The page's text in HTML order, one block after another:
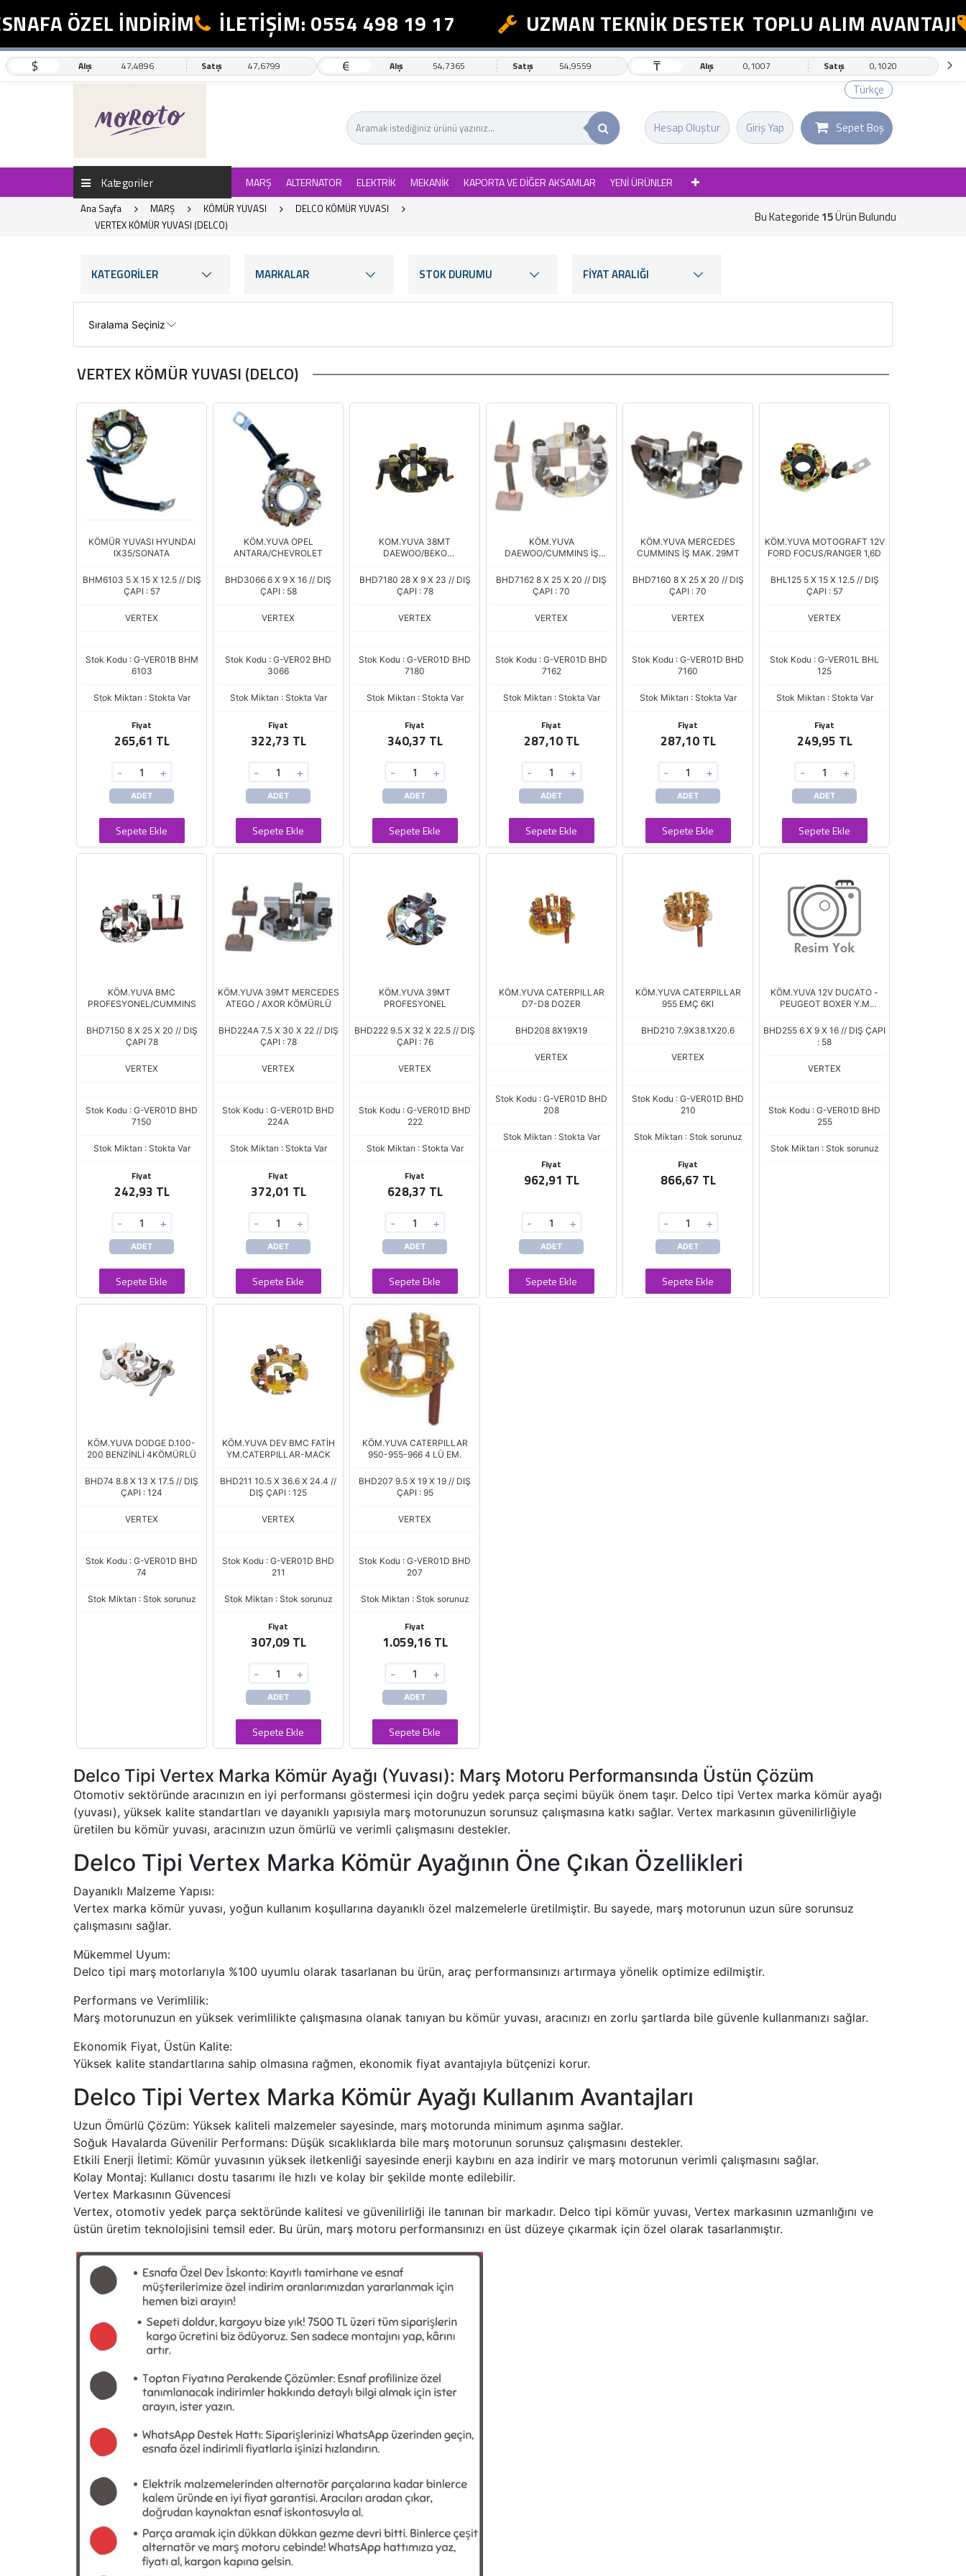
ÖZEL İNDİRİM İLETİŞİM: 0554 498 19 17 UZMAN TEKNİK DESTEK TOPLU ALIM AVANTAJI
$ Alış 47,4896 Satış 47,6799 € Alış 54,7365 Satış 54,9559 ₸ Alış 0,1007 Satış 0,1020
Türkçe
Giriş Yap
Hesap Oluştur Sepet Boş
Kategoriler MARŞ ALTERNATOR ELEKTRİK MEKANİK KAPORTA VE DİĞER AKSAMLAR YENİ ÜRÜNLER
Ana Sayfa MARŞ KÖMÜR YUVASI
DELCO KÖMÜR YUVASI
VERTEX KÖMÜR YUVASI (DELCO)
Bu Kategoride 15Ürün Bulundu
KATEGORİLER MARKALAR STOK DURUMU FİYAT ARALIĞI
VERTEX KÖMÜR YUVASI (DELCO)
KÖMÜR YUVASI HYUNDAI
IX35/SONATA
BHM6103 5 X 15 X 12.5 // DIŞ
ÇAPI : 57
VERTEX
Stok Kodu : G-VER01B BHM
6103
Stok Miktarı : Stokta Var
Fiyat
265,61 TL
- +
ADET
Sepete Ekle
KÖM.YUVA OPEL
ANTARA/CHEVROLET
BHD3066 6 X 9 X 16 // DIŞ
ÇAPI : 58
VERTEX
Stok Kodu : G-VER02 BHD
3066
Stok Miktarı : Stokta Var
Fiyat
322,73 TL
- +
ADET
Sepete Ekle
KOM.YUVA 38MT
DAEWOO/BEKO
BHD7180 28 X 9 X 23 // DIŞ
ÇAPI : 78
VERTEX
Stok Kodu : G-VER01D BHD
7180
Stok Miktarı : Stokta Var
Fiyat
340,37 TL
- +
ADET
Sepete Ekle
KÖM.YUVA
DAEWOO/CUMMINS İŞ
BHD7162 8 X 25 X 20 // DIŞ
ÇAPI : 70
VERTEX
Stok Kodu : G-VER01D BHD
7162
Stok Miktarı : Stokta Var
Fiyat
287,10 TL
- +
ADET
Sepete Ekle
KÖM.YUVA MERCEDES
CUMMINS İŞ MAK. 29MT
BHD7160 8 X 25 X 20 // DIŞ
ÇAPI : 70
VERTEX
Stok Kodu : G-VER01D BHD
7160
Stok Miktarı : Stokta Var
Fiyat
287,10 TL
- +
ADET
Sepete Ekle
KÖM.YUVA MOTOGRAFT 12V
FORD FOCUS/RANGER 1,6D
BHL125 5 X 15 X 12.5 // DIŞ
ÇAPI : 57
VERTEX
Stok Kodu : G-VER01L BHL
125
Stok Miktarı : Stokta Var
Fiyat
249,95 TL
- +
ADET
Sepete Ekle
KÖM.YUVA BMC
PROFESYONEL/CUMMINS
BHD7150 8 X 25 X 20 // DIŞ
ÇAPI 78
VERTEX
Stok Kodu : G-VER01D BHD
7150
Stok Miktarı : Stokta Var
Fiyat
242,93 TL
- +
ADET
Sepete Ekle
KÖM.YUVA 39MT MERCEDES
ATEGO / AXOR KÖMÜRLÜ
BHD224A 7.5 X 30 X 22 // DIŞ
ÇAPI : 78
VERTEX
Stok Kodu : G-VER01D BHD
224A
Stok Miktarı : Stokta Var
Fiyat
372,01 TL
- +
ADET
Sepete Ekle
KÖM.YUVA 39MT
PROFESYONEL
BHD222 9.5 X 32 X 22.5 // DIŞ
ÇAPI : 76
VERTEX
Stok Kodu : G-VER01D BHD
222
Stok Miktarı : Stokta Var
Fiyat
628,37 TL
- +
ADET
Sepete Ekle
KÖM.YUVA CATERPILLAR
D7-D8 DOZER
BHD208 8X19X19
VERTEX
Stok Kodu : G-VER01D BHD
208
Stok Miktarı : Stokta Var
Fiyat
962,91 TL
- +
ADET
Sepete Ekle
KÖM.YUVA CATERPILLAR
955 EMÇ 6KI
BHD210 7.9X38.1X20.6
VERTEX
Stok Kodu : G-VER01D BHD
210
Stok Miktarı : Stok sorunuz
Fiyat
866,67 TL
- +
ADET
Sepete Ekle
KÖM.YUVA 12V DUCATO -
PEUGEOT BOXER Y.M
BHD255 6 X 9 X 16 // DIŞ ÇAPI
: 58
VERTEX
Stok Kodu : G-VER01D BHD
255
Stok Miktarı : Stok sorunuz
KÖM.YUVA DODGE D.100-
200 BENZİNLİ 4KÖMÜRLÜ
BHD74 8.8 X 13 X 17.5 // DIŞ
ÇAPI : 124
VERTEX
Stok Kodu : G-VER01D BHD
74
Stok Miktarı : Stok sorunuz
KÖM.YUVA DEV BMC FATİH
YM.CATERPILLAR-MACK
BHD211 10.5 X 36.6 X 24.4 //
DIŞ ÇAPI : 125
VERTEX
Stok Kodu : G-VER01D BHD
211
Stok Miktarı : Stok sorunuz
Fiyat
307,09 TL
- +
ADET
Sepete Ekle
KÖM.YUVA CATERPILLAR
950-955-966 4 LÜ EM.
BHD207 9.5 X 19 X 19 // DIŞ
ÇAPI : 95
VERTEX
Stok Kodu : G-VER01D BHD
207
Stok Miktarı : Stok sorunuz
Fiyat
1.059,16 TL
- +
ADET
Sepete Ekle
Delco Tipi Vertex Marka Kömür Ayağı (Yuvası): Marş Motoru Performansında Üstün Çözüm
Otomotiv sektöründe aracınızın en iyi performansı göstermesi için doğru yedek parça seçimi büyük önem taşır. Delco tipi Vertex marka kömür ayağı
(yuvası), yüksek kalite standartları ve dayanıklı yapısıyla marş motorunuzun sorunsuz çalışmasına katkı sağlar. Vertex markasının güvenilirliğiyle
üretilen bu kömür yuvası, aracınızın uzun ömürlü ve verimli çalışmasını destekler.
Delco Tipi Vertex Marka Kömür Ayağının Öne Çıkan Özellikleri
Dayanıklı Malzeme Yapısı:
Vertex marka kömür yuvası, yoğun kullanım koşullarına dayanıklı özel malzemelerle üretilmiştir. Bu sayede, marş motorunun uzun süre sorunsuz
çalışmasını sağlar.
Mükemmel Uyum:
Delco tipi marş motorlarıyla %100 uyumlu olarak tasarlanan bu ürün, araç performansınızı artırmaya yönelik optimize edilmiştir.
Performans ve Verimlilik:
Marş motorunuzun en yüksek verimlilikte çalışmasına olanak tanıyan bu kömür yuvası, aracınızı en zorlu şartlarda bile güvenle kullanmanızı sağlar.
Ekonomik Fiyat, Üstün Kalite:
Yüksek kalite standartlarına sahip olmasına rağmen, ekonomik fiyat avantajıyla bütçenizi korur.
Delco Tipi Vertex Marka Kömür Ayağı Kullanım Avantajları
Uzun Ömürlü Çözüm: Yüksek kaliteli malzemeler sayesinde, marş motorunda minimum aşınma sağlar.
Soğuk Havalarda Güvenilir Performans: Düşük sıcaklıklarda bile marş motorunun sorunsuz çalışmasını destekler.
Etkili Enerji İletimi: Kömür yuvasının yüksek iletkenliği sayesinde enerji kaybını en aza indirir ve marş motorunun verimli çalışmasını sağlar.
Kolay Montaj: Kullanıcı dostu tasarımı ile hızlı ve kolay bir şekilde monte edilebilir.
Vertex Markasının Güvencesi
Vertex, otomotiv yedek parça sektöründe kalitesi ve güvenilirliği ile tanınan bir markadır. Delco tipi kömür yuvası, Vertex markasının uzmanlığını ve
üstün üretim teknolojisini temsil eder. Bu ürün, marş motoru performansınızı en üst düzeye çıkarmak için özel olarak tasarlanmıştır.